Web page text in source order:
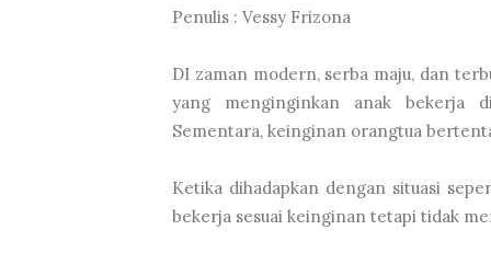
Penulis : Vessy Frizona
DI zaman modern, serba maju, dan
yang menginginkan anak bekerja
Sementara, keinginan orangtua
Ketika dihadapkan dengan situasi
bekerja sesuai keinginan tetapi tidak